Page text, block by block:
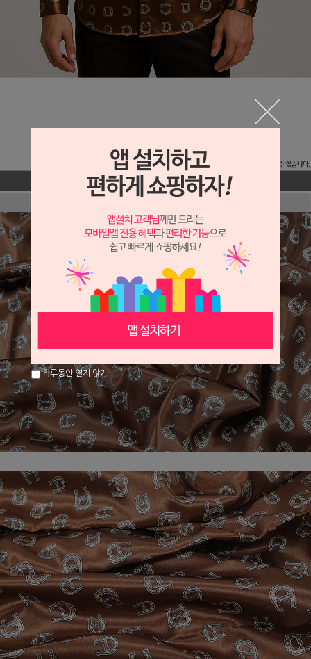
하루동안 열지 않기